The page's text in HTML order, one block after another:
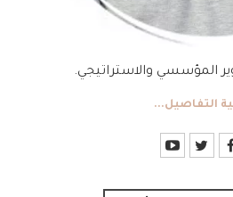
المؤسسي والاستراتيجي.
التفاصيل...